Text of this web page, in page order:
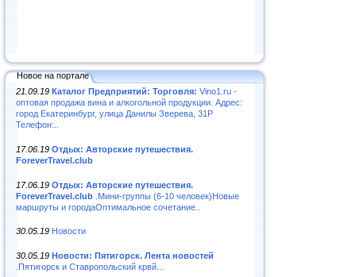
Новое на портале
21.09.19 Каталог Предприятий: Торговля: Vino1.ru -
оптовая продажа вина и алкогольной продукции. Адрес:
город Екатеринбург, улица Данилы Зверева, 31Р
Телефон:..
17.06.19 Отдых: Авторские путешествия.
ForeverTravel.club
17.06.19 Отдых: Авторские путешествия.
ForeverTravel.club .Мини-группы (6-10 человек)Новые
маршруты и городаОптимальное сочетание..
30.05.19 Новости
30.05.19 Новости: Пятигорск. Лента новостей
.Пятигорск и Ставропольский крвй...